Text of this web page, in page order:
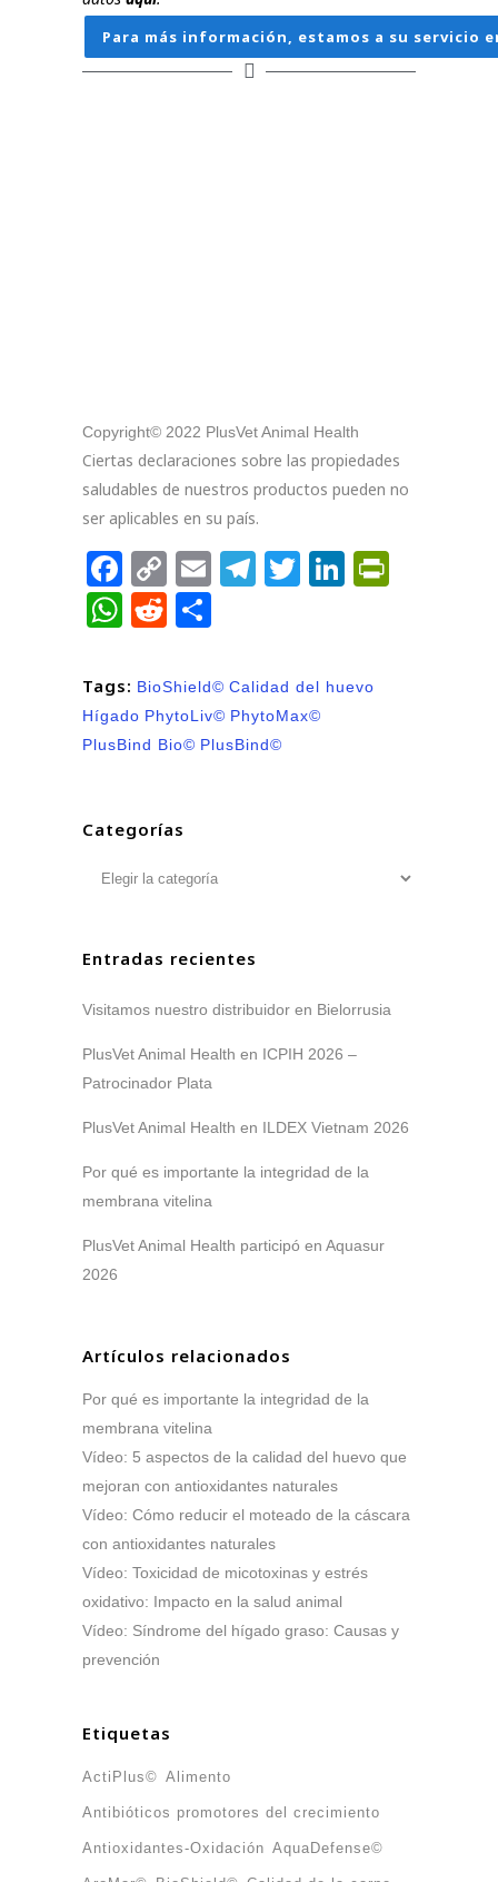
Para más información, estamos a su servicio
Copyright© 2022 PlusVet Animal Health
Ciertas declaraciones sobre las propiedades
saludables de nuestros productos pueden no
ser aplicables en su país.
Facebook
Copy
Link
EmailTelegram
TwitterLinkedIn
WhatsApp
Reddit
Tags: BioShield© Calidad del huevo
Hígado PhytoLiv© PhytoMax©
PlusBind Bio© PlusBind©
Categorías
Categorías
Entradas recientes
Visitamos nuestro distribuidor en Bielorrusia
PlusVet Animal Health en ICPIH 2026 –
Patrocinador Plata
PlusVet Animal Health en ILDEX Vietnam 2026
Por qué es importante la integridad de la
membrana vitelina
PlusVet Animal Health participó en Aquasur
2026
Artículos relacionados
Por qué es importante la integridad de la
membrana vitelina
Vídeo: 5 aspectos de la calidad del huevo que
mejoran con antioxidantes naturales
Vídeo: Cómo reducir el moteado de la cáscara
con antioxidantes naturales
Vídeo: Toxicidad de micotoxinas y estrés
oxidativo: Impacto en la salud animal
Vídeo: Síndrome del hígado graso: Causas y
prevención
Etiquetas
ActiPlus© Alimento
Antibióticos promotores del crecimiento
Antioxidantes-Oxidación AquaDefense©